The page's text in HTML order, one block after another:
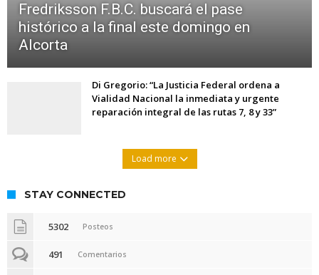
Fredriksson F.B.C. buscará el pase
histórico a la final este domingo en
Alcorta
Di Gregorio: “La Justicia Federal ordena a
Vialidad Nacional la inmediata y urgente
reparación integral de las rutas 7, 8 y 33”
Load more
STAY CONNECTED
5302 Posteos
491 Comentarios